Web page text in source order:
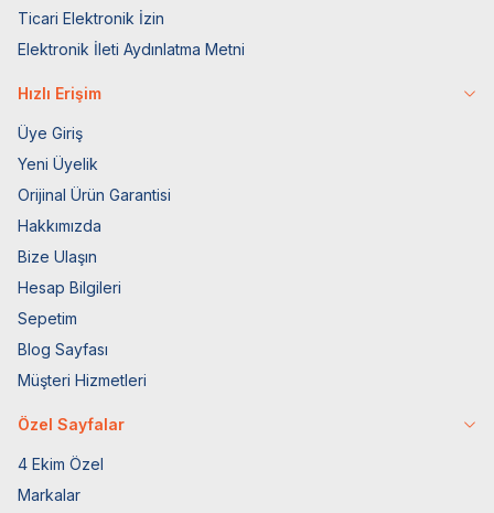
Ticari Elektronik İzin
Elektronik İleti Aydınlatma Metni
Hızlı Erişim
Üye Giriş
Yeni Üyelik
Orijinal Ürün Garantisi
Hakkımızda
Bize Ulaşın
Hesap Bilgileri
Sepetim
Blog Sayfası
Müşteri Hizmetleri
Özel Sayfalar
4 Ekim Özel
Markalar